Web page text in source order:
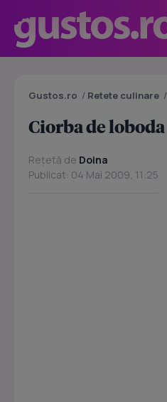
Gustos.ro / Retete culinare /
Ciorba de loboda
Rețetă de Doina
Publicat: 04 Mai 2009, 11:25